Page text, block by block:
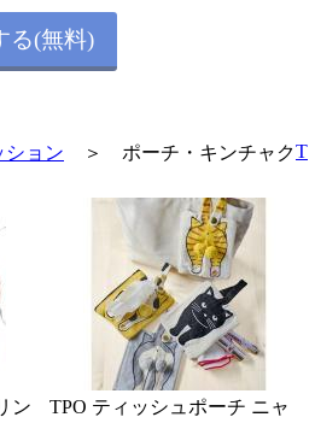
る(無料)
ション ＞ ポーチ・キンチャク
ン
TPO ティッシュポーチ ニャ
T